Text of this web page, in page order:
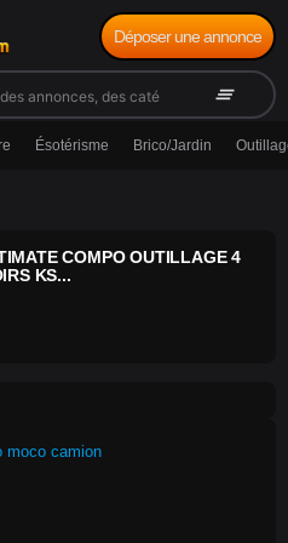
clear_all
Déposer une annonce
Ésotérisme Brico/Jardin
COMPO OUTILLAGE 4
KS...
moco camion